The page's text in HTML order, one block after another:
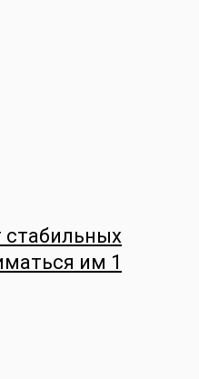
стабильных
им 1